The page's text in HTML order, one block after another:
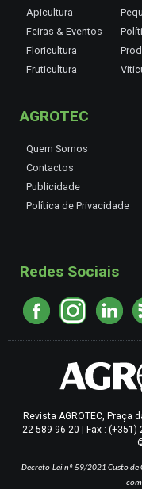
Apicultura
Feiras & Eventos
Floricultura
Fruticultura
AGROTEC
Quem Somos
Contactos
Publicidade
Política de Privacidade
Redes Sociais
Revista AGROTEC, Praça
22 589 96 20 | Fax :
Decreto-Lei nº 59/2021 Custo de